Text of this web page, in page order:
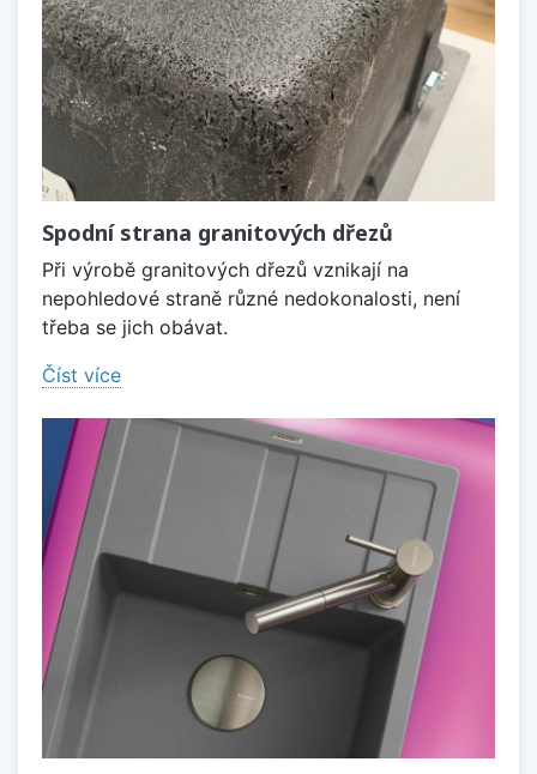
Spodní strana granitových dřezů
Při výrobě granitových dřezů vznikají na
nepohledové straně různé nedokonalosti, není
třeba se jich obávat.
Číst více